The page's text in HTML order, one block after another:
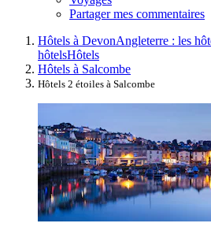
Partager mes commentaires
Hôtels à DevonAngleterre : les
hôtelsHôtels
Hôtels à Salcombe
Hôtels 2 étoiles à Salcombe